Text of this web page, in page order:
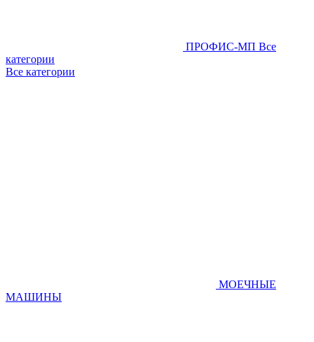
ПРОФИС-МП Все
категории
Все категории
МОЕЧНЫЕ
МАШИНЫ